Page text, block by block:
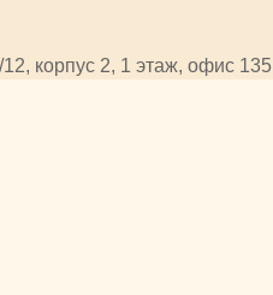
корпус 2, 1 этаж, офис 135